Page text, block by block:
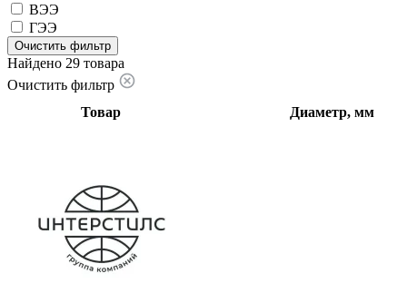
ВЭЭ
ГЭЭ
Очистить фильтр
Найдено 29 товара
Очистить фильтр
Товар
Диаметр, мм